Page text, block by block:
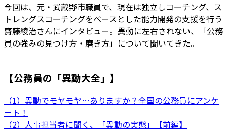
今回は、元・武蔵野市職員で、現在は独立しコーチング、ス
トレングスコーチングをベースとした能力開発の支援を行う
齋藤綾治さんにインタビュー。異動に左右されない、「公務
員の強みの見つけ方・磨き方」について聞いてきた。
【公務員の「異動大全」】
（1）異動でモヤモヤ…ありますか？全国の公務員にアンケ
ート！
（2）人事担当者に聞く、「異動の実態」【前編】